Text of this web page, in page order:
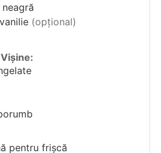
(opțional)
pentru frișcă